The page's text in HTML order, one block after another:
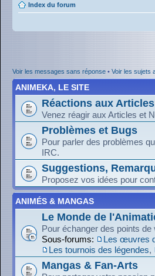
Index du forum
Voir les messages sans réponse • Voir les sujets
ANIMEKA, LE SITE
Réactions aux
Venez réagir aux Articles et
Problèmes et Bugs
Pour parler des problèmes
IRC.
Suggestions,
Proposez vos idées pour
ANIMÉS & MANGAS
Le Monde de
Pour échanger des points
Sous-forums:
Les œuvres
Les tournois des légendes,
Mangas & Fan-Arts